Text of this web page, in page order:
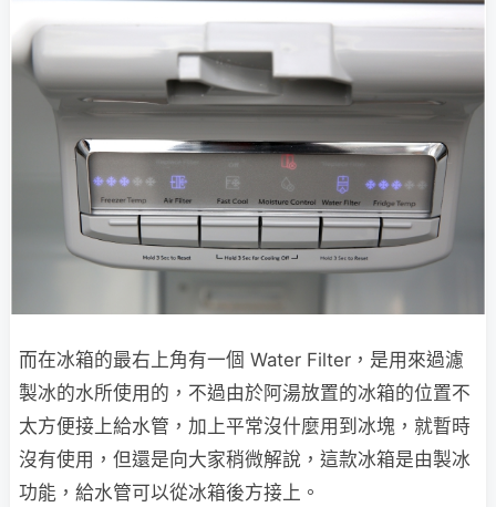
而在冰箱的最右上角有一個 Water Filter，是用來過濾
製冰的水所使用的，不過由於阿湯放置的冰箱的位置不
太方便接上給水管，加上平常沒什麼用到冰塊，就暫時
沒有使用，但還是向大家稍微解說，這款冰箱是由製冰
功能，給水管可以從冰箱後方接上。